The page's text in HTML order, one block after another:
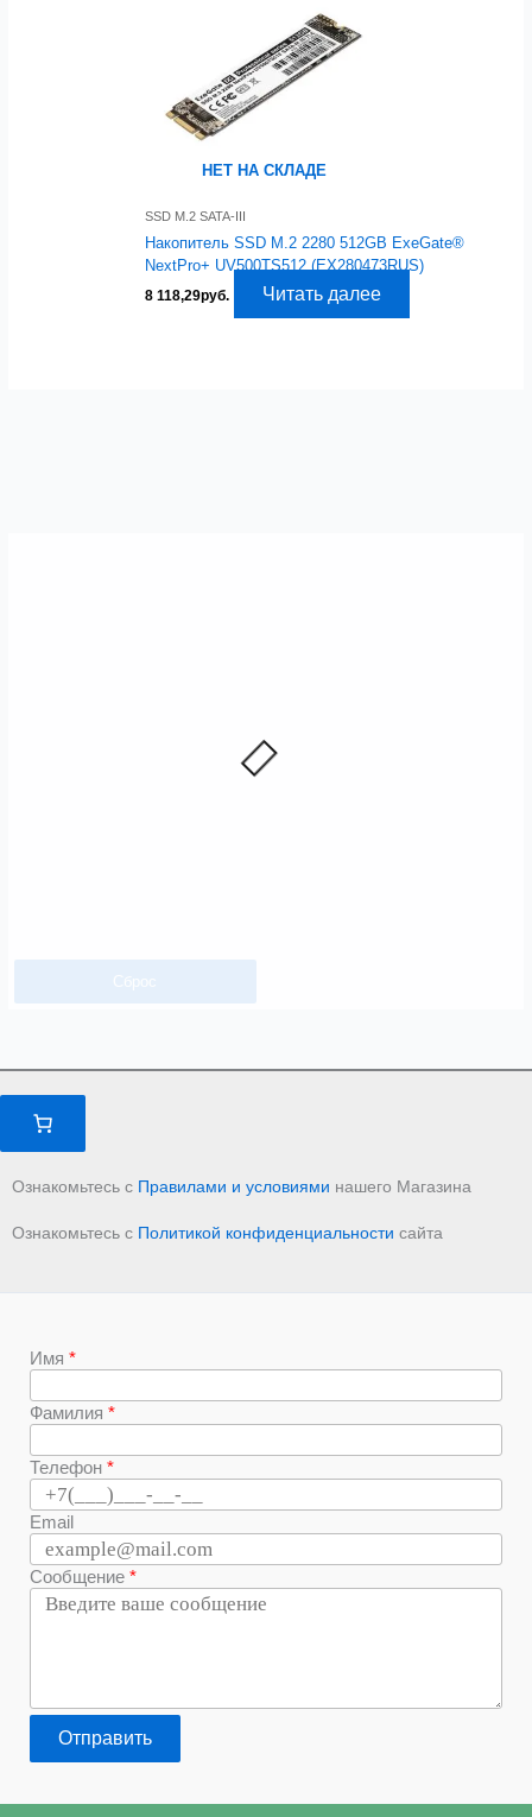
Сброс
НЕТ НА СКЛАДЕ
SSD M.2 SATA-III
Накопитель SSD M.2 2280 512GB ExeGate®
NextPro+ UV500TS512 (EX280473RUS)
8 118,29руб. Читать далее
Ознакомьтесь с Правилами и условиями нашего Магазина
Ознакомьтесь с Политикой конфиденциальности сайта
Имя
Фамилия
Телефон
Email
Сообщение
Отправить